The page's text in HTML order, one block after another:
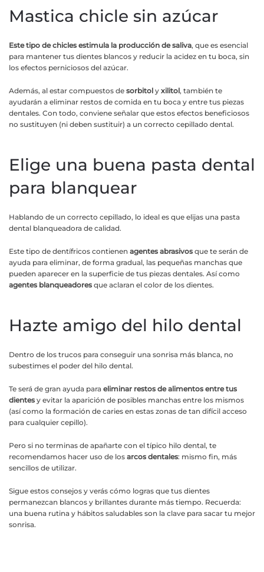
Mastica chicle sin azúcar
Este tipo de chicles estimula la producción de saliva, que es esencial
para mantener tus dientes blancos y reducir la acidez en tu boca, sin
los efectos perniciosos del azúcar.
Además, al estar compuestos de sorbitol y xilitol, también te
ayudarán a eliminar restos de comida en tu boca y entre tus piezas
dentales. Con todo, conviene señalar que estos efectos beneficiosos
no sustituyen (ni deben sustituir) a un correcto cepillado dental.
Elige una buena pasta dental
para blanquear
Hablando de un correcto cepillado, lo ideal es que elijas una pasta
dental blanqueadora de calidad.
Este tipo de dentífricos contienen agentes abrasivos que te serán de
ayuda para eliminar, de forma gradual, las pequeñas manchas que
pueden aparecer en la superficie de tus piezas dentales. Así como
agentes blanqueadores que aclaran el color de los dientes.
Hazte amigo del hilo dental
Dentro de los trucos para conseguir una sonrisa más blanca, no
subestimes el poder del hilo dental.
Te será de gran ayuda para eliminar restos de alimentos entre tus
dientes y evitar la aparición de posibles manchas entre los mismos
(así como la formación de caries en estas zonas de tan difícil acceso
para cualquier cepillo).
Pero si no terminas de apañarte con el típico hilo dental, te
recomendamos hacer uso de los arcos dentales: mismo fin, más
sencillos de utilizar.
Sigue estos consejos y verás cómo logras que tus dientes
permanezcan blancos y brillantes durante más tiempo. Recuerda:
una buena rutina y hábitos saludables son la clave para sacar tu mejor
sonrisa.